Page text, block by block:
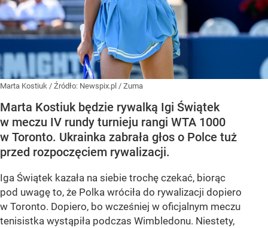
Marta Kostiuk / Źródło: Newspix.pl / Zuma
Marta Kostiuk będzie rywalką Igi Świątek
w meczu IV rundy turnieju rangi WTA 1000
w Toronto. Ukrainka zabrała głos o Polce tuż
przed rozpoczęciem rywalizacji.
Iga Świątek kazała na siebie trochę czekać, biorąc
pod uwagę to, że Polka wróciła do rywalizacji dopiero
w Toronto. Dopiero, bo wcześniej w oficjalnym meczu
tenisistka wystąpiła podczas Wimbledonu. Niestety,